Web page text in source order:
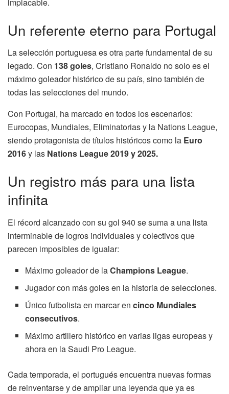
implacable.
Un referente eterno para Portugal
La selección portuguesa es otra parte fundamental de su
legado. Con 138 goles, Cristiano Ronaldo no solo es el
máximo goleador histórico de su país, sino también de
todas las selecciones del mundo.
Con Portugal, ha marcado en todos los escenarios:
Eurocopas, Mundiales, Eliminatorias y la Nations League,
siendo protagonista de títulos históricos como la Euro
2016y las Nations League 2019 y 2025.
Un registro más para una lista
infinita
El récord alcanzado con su gol 940 se suma a una lista
interminable de logros individuales y colectivos que
parecen imposibles de igualar:
Máximo goleador de laChampions League.
Jugador con más goles en la historia de selecciones.
Único futbolista en marcar encinco Mundiales
consecutivos.
Máximo artillero histórico en varias ligas europeas y
ahora en la Saudi Pro League.
Cada temporada, el portugués encuentra nuevas formas
de reinventarse y de ampliar una leyenda que ya es